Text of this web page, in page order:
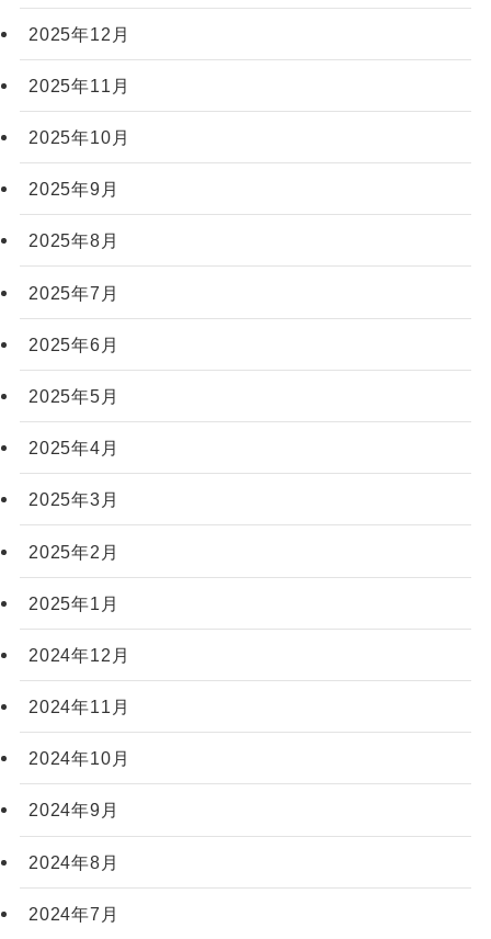
2025年12月
2025年11月
2025年10月
2025年9月
2025年8月
2025年7月
2025年6月
2025年5月
2025年4月
2025年3月
2025年2月
2025年1月
2024年12月
2024年11月
2024年10月
2024年9月
2024年8月
2024年7月